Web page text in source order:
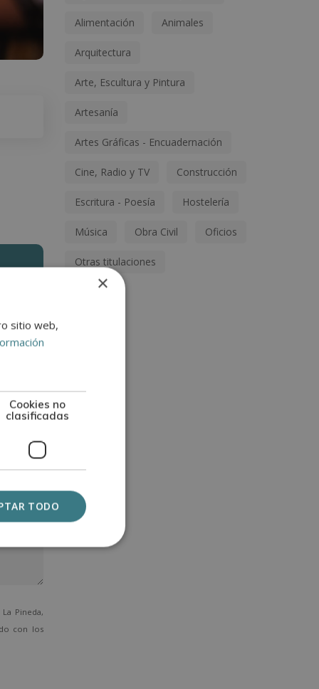
La Pineda,
con los
Alimentación Animales
Arquitectura
Arte, Escultura y Pintura
Artesanía
Artes Gráficas - Encuadernación
Cine, Radio y TV Construcción
Escritura - Poesía Hostelería
Música Obra Civil Oficios
Otras titulaciones
×
sitio web,
Cookies no
clasificadas
TODO